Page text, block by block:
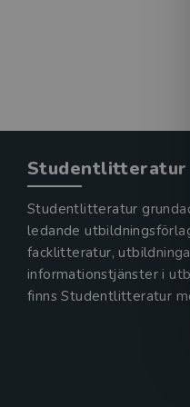
Studentlitteratur
Studentlitteratur
ledande
facklitteratur,
informationstjänster i
finns Studentlitteratur